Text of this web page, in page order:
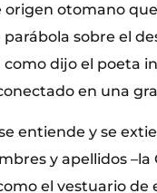
otomano que
sobre el
dijo el poeta
en una
se entiende y se
y apellidos –la
el vestuario de